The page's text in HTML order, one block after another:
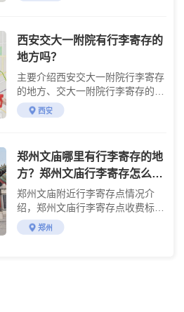
西安交大一附院有行李寄存的
地方吗？
主要介绍西安交大一附院行李寄存
的地方、交大一附院行李寄存的费
用及交大一附院交通
西安
郑州文庙哪里有行李寄存的地
方？郑州文庙行李寄存怎么收
费？
郑州文庙附近行李寄存点情况介
绍，郑州文庙行李寄存点收费标准
介绍
郑州